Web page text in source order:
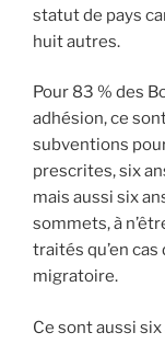
statut de pays
huit autres.
Pour 83 % des
adhésion, ce
subventions
prescrites, six
mais aussi six
sommets, à
traités qu’en
migratoire.
Ce sont aussi